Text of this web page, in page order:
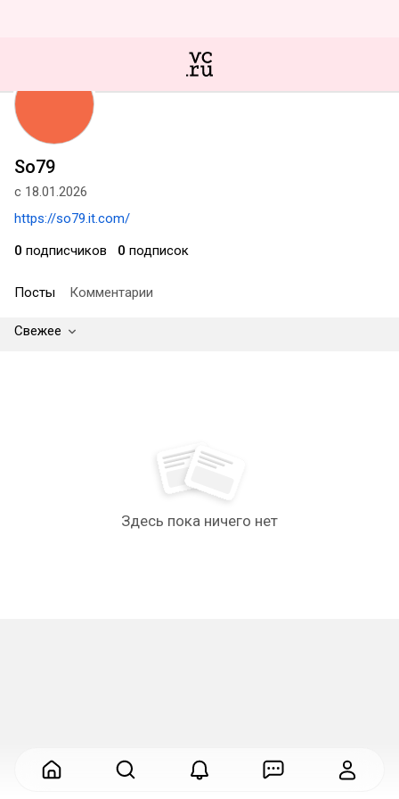
So79
с 18.01.2026
https://so79.it.com/
0 подписчиков 0 подписок
Посты Комментарии
Свежее
Здесь пока ничего нет